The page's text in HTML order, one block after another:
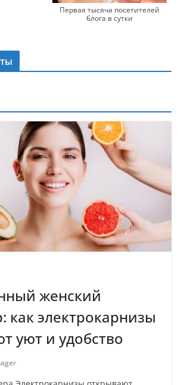
Первая тысяча посетителей
блога в сутки
женский
как электрокарнизы
уют и удобство